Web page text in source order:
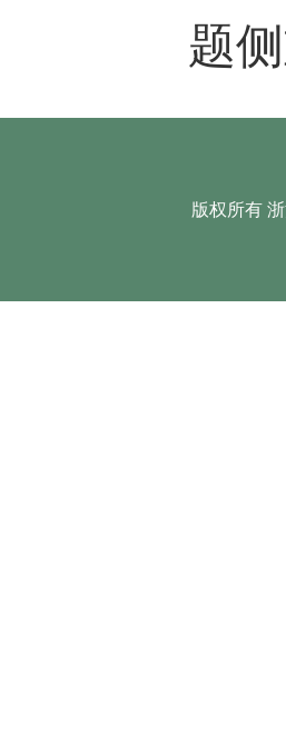
题
版权所有